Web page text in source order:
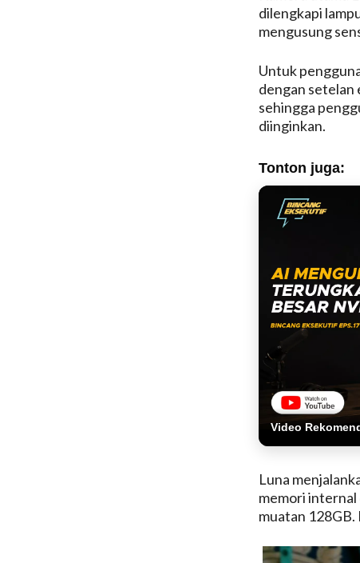
dilengkapi
mengusung
Untuk
dengan setelan
sehingga
diinginkan.
Tonton juga:
Video
Luna
memori internal
muatan